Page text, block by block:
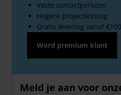
Vaste contactpersoon
Hogere projectkorting
Gratis levering vanaf
Word premium klant
Meld je aan voor